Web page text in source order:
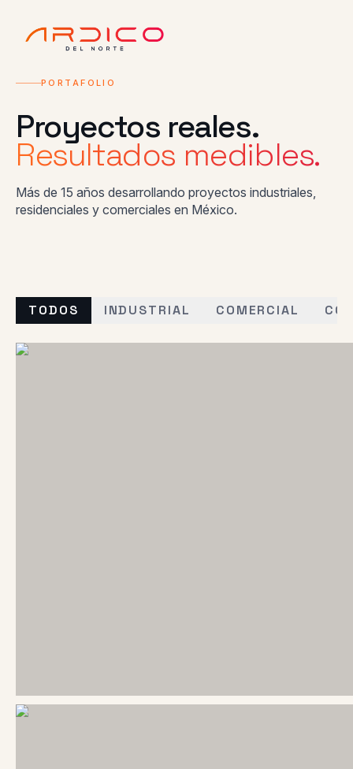
PORTAFOLIO
Proyectos reales.
Resultados medibles.
Más de 15 años desarrollando proyectos industriales,
residenciales y comerciales en México.
TODOS INDUSTRIAL COMERCIAL